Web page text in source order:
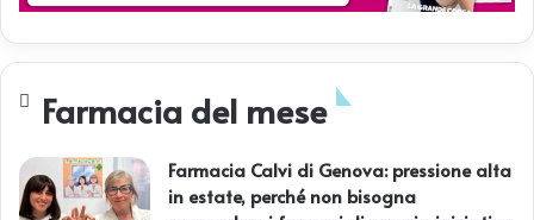
Farmacia del mese
Farmacia Calvi di Genova: pressione alta
in estate, perché non bisogna